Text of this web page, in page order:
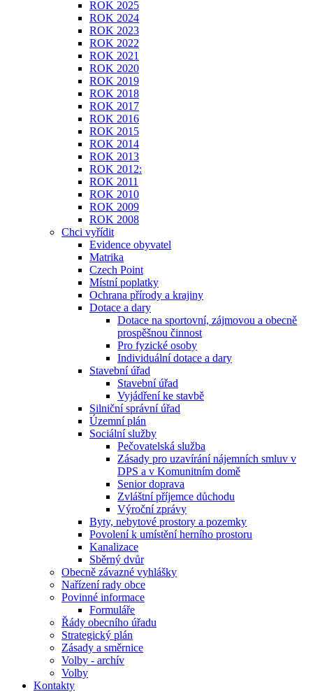
ROK 2025
ROK 2024
ROK 2023
ROK 2022
ROK 2021
ROK 2020
ROK 2019
ROK 2018
ROK 2017
ROK 2016
ROK 2015
ROK 2014
ROK 2013
ROK 2012:
ROK 2011
ROK 2010
ROK 2009
ROK 2008
Chci vyřídit
Evidence obyvatel
Matrika
Czech Point
Místní poplatky
Ochrana přírody a krajiny
Dotace a dary
Dotace na sportovní, zájmovou a obecně
prospěšnou činnost
Pro fyzické osoby
Individuální dotace a dary
Stavební úřad
Stavební úřad
Vyjádření ke stavbě
Silniční správní úřad
Územní plán
Sociální služby
Pečovatelská služba
Zásady pro uzavírání nájemních smluv v
DPS a v Komunitním domě
Senior doprava
Zvláštní příjemce důchodu
Výroční zprávy
Byty, nebytové prostory a pozemky
Povolení k umístění herního prostoru
Kanalizace
Sběrný dvůr
Obecně závazné vyhlášky
Nařízení rady obce
Povinné informace
Formuláře
Řády obecního úřadu
Strategický plán
Zásady a směrnice
Volby - archív
Volby
Kontakty